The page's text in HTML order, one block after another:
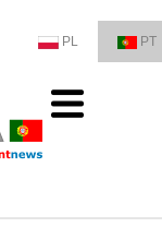
PL PT